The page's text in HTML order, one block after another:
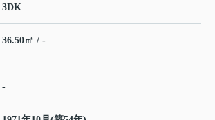
3DK
36.50㎡ / -
-